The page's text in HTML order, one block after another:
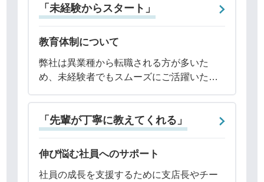
「未経験からスタート」
教育体制について
弊社は異業種から転職される方が多いた
め、未経験者でもスムーズにご活躍いただ
入社後の研修は、以下の流れです。◾️1日
目：オリエンテーション・座学・基礎知識
◾️2日目
「先輩が丁寧に教えてくれる」
伸び悩む社員へのサポート
社員の成長を支援するために支店長やチー